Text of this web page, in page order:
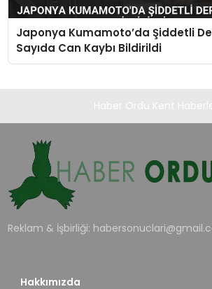
Japonya Kumamoto’da Şiddetli
Sayıda Can Kaybı Bildirildi
Reklam & İşbirliği:
Hakkımızda